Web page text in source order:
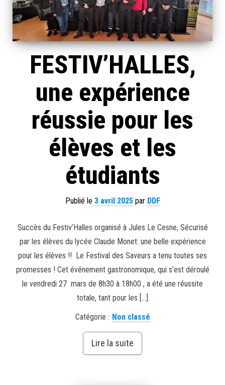
FESTIV’HALLES,
une expérience
réussie pour les
élèves et les
étudiants
Publié le 3 avril 2025par DDF
Succès du Festiv’Halles organisé à Jules Le Cesne, Sécurisé
par les élèves du lycée Claude Monet: une belle expérience
pour les élèves !! Le Festival des Saveurs a tenu toutes ses
promesses ! Cet événement gastronomique, qui s’est déroulé
le vendredi 27 mars de 8h30 à 18h00 , a été une réussite
totale, tant pour les […]
Catégorie : Non classé
Lire la suite